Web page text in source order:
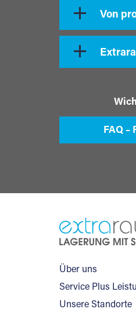
Von
FAQ –
Über uns
Service Plus
Unsere Standorte